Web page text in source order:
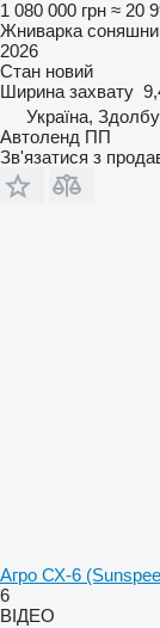
1 080 000 грн ≈ 20
Жниварка
2026
Стан новий
Ширина захвату
Україна,
Автоленд ПП
Зв'язатися з
Агро СХ-6
6
ВІДЕО